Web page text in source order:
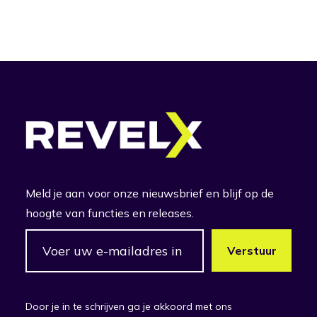
Meld je aan voor onze nieuwsbrief en blijf op de
hoogte van functies en releases.
Door je in te schrijven ga je akkoord met ons